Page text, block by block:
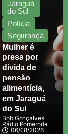
Jaraguá
do Sul
Polícia
Segurança
Mulher é
presa por
dívida de
pensão
alimentícia,
em Jaraguá
do Sul
Bob Gonçalves -
Rádio Pomerode
06/08/2026